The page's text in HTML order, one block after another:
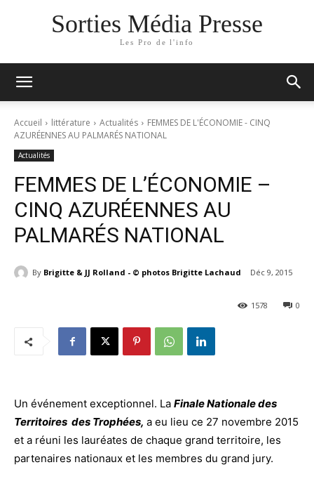
Sorties Média Presse
Les Pro de l'info
Accueil littérature Actualités
FEMMES DE L'ÉCONOMIE - CINQ
AZURÉENNES AU PALMARÉS NATIONAL
Actualités
FEMMES DE L’ÉCONOMIE –
CINQ AZURÉENNES AU
PALMARÉS NATIONAL
By Brigitte & JJ Rolland - © photos Brigitte Lachaud Déc 9, 2015
0
1578
Un événement exceptionnel. La FinaleNationaledes
Territoires des Trophées, a eu lieu ce 27 novembre 2015
et a réuni les lauréates de chaque grand territoire, les
partenaires nationaux et les membres du grand jury.